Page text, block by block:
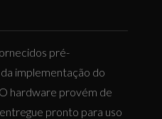
pré-
implementação do
hardware provém de
pronto para uso